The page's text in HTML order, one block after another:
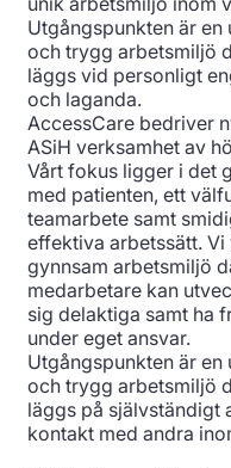
Utgångspunkten är en
och trygg arbetsmiljö
läggs vid personligt
och laganda.
AccessCare bedriver
ASiH verksamhet av
Vårt fokus ligger i det
med patienten, ett
teamarbete samt
effektiva arbetssätt. Vi
gynnsam arbetsmiljö
medarbetare kan
sig delaktiga samt ha
under eget ansvar.
Utgångspunkten är en
och trygg arbetsmiljö
läggs på självständigt
kontakt med andra